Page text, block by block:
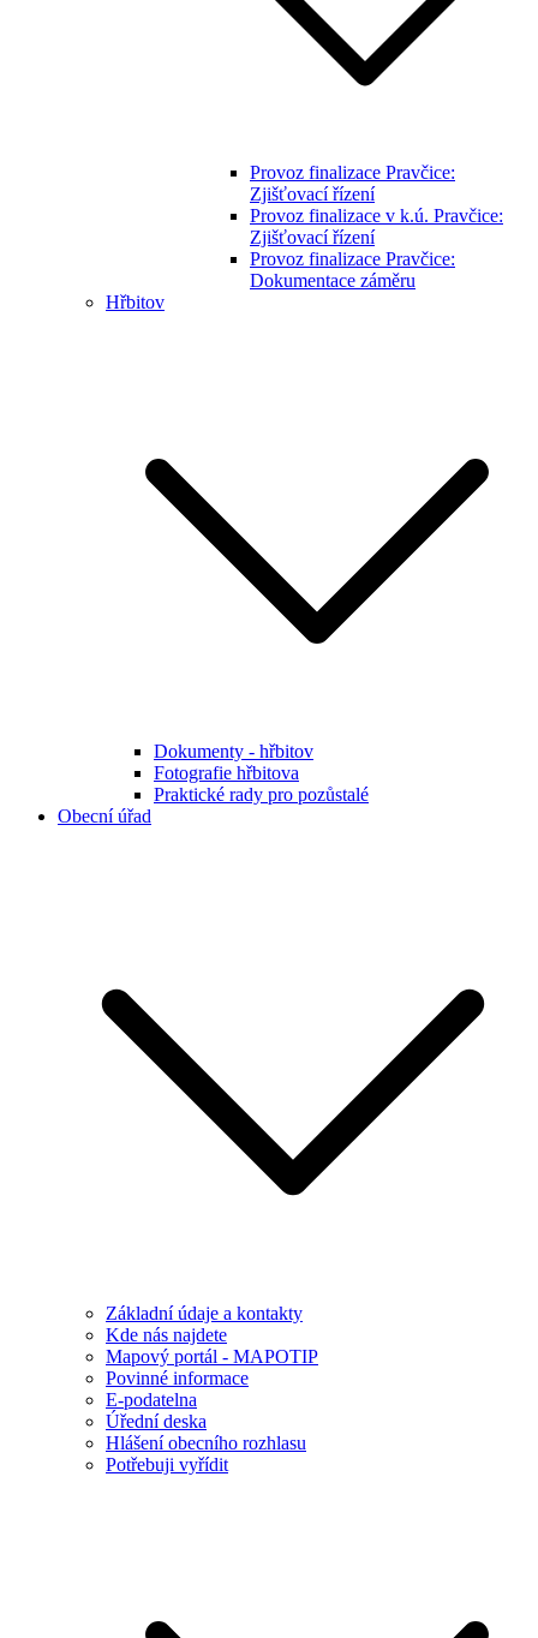
Provoz finalizace Pravčice:
Zjišťovací řízení
Provoz finalizace v k.ú. Pravčice:
Zjišťovací řízení
Provoz finalizace Pravčice:
Dokumentace záměru
Hřbitov
Dokumenty - hřbitov
Fotografie hřbitova
Praktické rady pro pozůstalé
Obecní úřad
Základní údaje a kontakty
Kde nás najdete
Mapový portál - MAPOTIP
Povinné informace
E-podatelna
Úřední deska
Hlášení obecního rozhlasu
Potřebuji vyřídit